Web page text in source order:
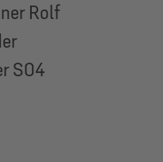
Rolf
S04